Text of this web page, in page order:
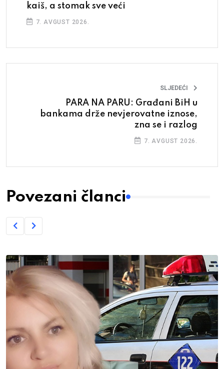
kaiš, a stomak sve veći
7. AVGUST 2026.
SLJEDEĆI
PARA NA PARU: Građani BiH u
bankama drže nevjerovatne iznose,
zna se i razlog
7. AVGUST 2026.
Povezani članci